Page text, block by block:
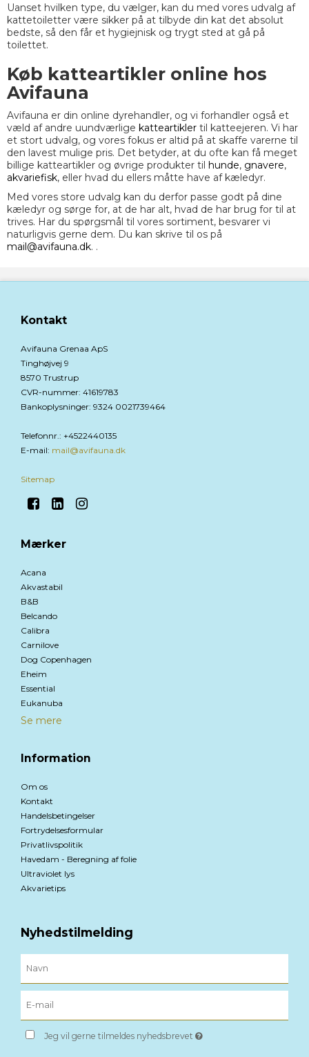
Uanset hvilken type, du vælger, kan du med vores udvalg af
kattetoiletter være sikker på at tilbyde din kat det absolut
bedste, så den får et hygiejnisk og trygt sted at gå på
toilettet.
Køb katteartikler online hos
Avifauna
Avifauna er din online dyrehandler, og vi forhandler også et
væld af andre uundværlige katteartikler til katteejeren. Vi har
et stort udvalg, og vores fokus er altid på at skaffe varerne til
den lavest mulige pris. Det betyder, at du ofte kan få meget
billige katteartikler og øvrige produkter til hunde, gnavere,
akvariefisk, eller hvad du ellers måtte have af kæledyr.
Med vores store udvalg kan du derfor passe godt på dine
kæledyr og sørge for, at de har alt, hvad de har brug for til at
trives. Har du spørgsmål til vores sortiment, besvarer vi
naturligvis gerne dem. Du kan skrive til os på
mail@avifauna.dk. .
Kontakt
Avifauna Grenaa ApS
Tinghøjvej 9
8570 Trustrup
CVR-nummer: 41619783
Bankoplysninger: 9324 0021739464
Telefonnr. : +4522440135
E-mail: mail@avifauna.dk
Sitemap
Mærker
Acana
Akvastabil
B&B
Belcando
Calibra
Carnilove
Dog Copenhagen
Eheim
Essential
Eukanuba
Se mere
Information
Om os
Kontakt
Handelsbetingelser
Fortrydelsesformular
Privatlivspolitik
Havedam - Beregning af folie
Ultraviolet lys
Akvarietips
Nyhedstilmelding
Jeg vil gerne tilmeldes nyhedsbrevet